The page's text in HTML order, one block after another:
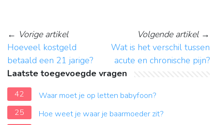
← Vorige artikel
Hoeveel kostgeld
betaald een 21 jarige?
Volgende artikel→
Wat is het verschil tussen
acute en chronische pijn?
Laatste toegevoegde vragen
42
Waar moet je op letten babyfoon?
25
Hoe weet je waar je baarmoeder zit?